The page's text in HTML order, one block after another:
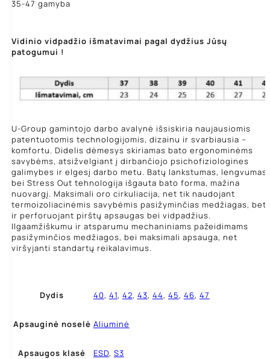
35-47 gamyba
Vidinio vidpadžio išmatavimai pagal dydžius Jūsų
patogumui !
U-Group gamintojo darbo avalynė išsiskiria naujausiomis
patentuotomis technologijomis, dizainu ir svarbiausia –
komfortu. Didelis dėmesys skiriamas bato ergonominėms
savybėms, atsižvelgiant į dirbančiojo psichofiziologines
galimybes ir elgesį darbo metu. Batų lankstumas, lengvumas
bei Stress Out tehnologija išgauta bato forma, mažina
nuovargį. Maksimali oro cirkuliacija, net tik naudojant
termoizoliacinėmis savybėmis pasižyminčias medžiagas, bet
ir perforuojant pirštų apsaugas bei vidpadžius.
Ilgaamžiškumu ir atsparumu mechaniniams pažeidimams
pasižyminčios medžiagos, bei maksimali apsauga, net
viršyjanti standartų reikalavimus.
Dydis 40, 41, 42, 43, 44, 45, 46, 47
Apsauginė noselė Aliuminė
Apsaugos klasė ESD, S3